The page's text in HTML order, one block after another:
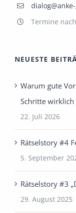
Termine
NEUESTE
Warum gute
Schritte
22. Juli 2026
Rätselstory #4
5. September
Rätselstory #3
29. August 2025